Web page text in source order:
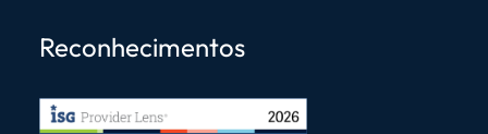
Reconhecimentos